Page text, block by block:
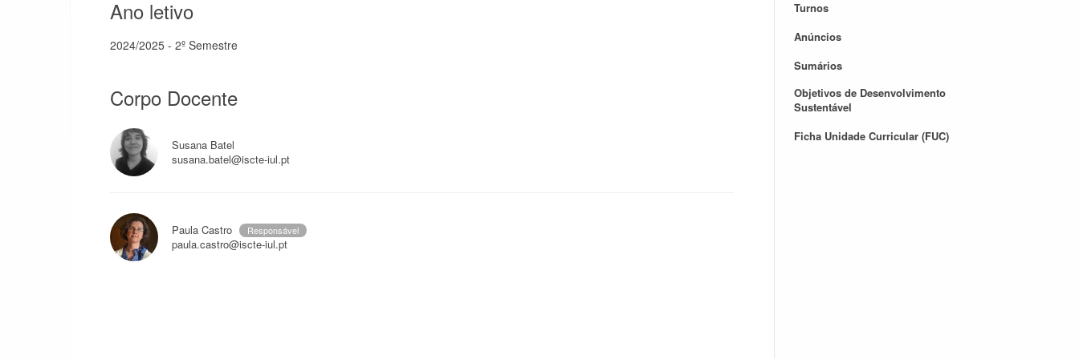
Ano letivo
2024/2025 - 2º Semestre
Corpo Docente
Susana Batel
susana.batel@iscte-iul.pt
Paula Castro Responsável
paula.castro@iscte-iul.pt
Turnos
Anúncios
Sumários
Objetivos de Desenvolvimento
Sustentável
Ficha Unidade Curricular (FUC)